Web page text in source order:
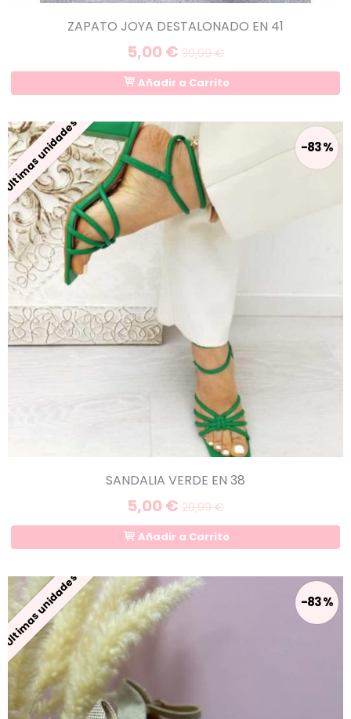
ZAPATO JOYA DESTALONADO EN 41
5,00 € 30,99 €
Añadir a Carrito
Últimas unidades -83 %
SANDALIA VERDE EN 38
5,00 € 29,99 €
Añadir a Carrito
Últimas unidades -83 %